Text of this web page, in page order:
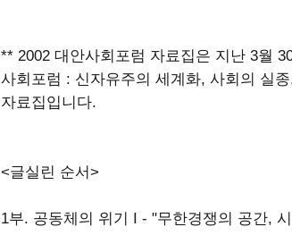
** 2002 대안사회포럼 자료집은 지난 3월
사회포럼 : 신자유주의 세계화, 사회의 실
자료집입니다.
<글실린 순서>
1부. 공동체의 위기 I - "무한경쟁의 공간,